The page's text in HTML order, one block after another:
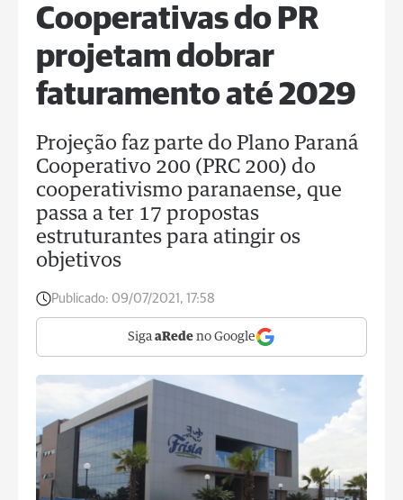
Cooperativas do PR
projetam dobrar
faturamento até 2029
Projeção faz parte do Plano Paraná
Cooperativo 200 (PRC 200) do
cooperativismo paranaense, que
passa a ter 17 propostas
estruturantes para atingir os
objetivos
Publicado: 09/07/2021, 17:58
Siga aRede no Google